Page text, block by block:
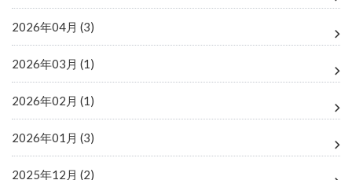
2026年04月 (3)
2026年03月 (1)
2026年02月 (1)
2026年01月 (3)
2025年12月 (2)